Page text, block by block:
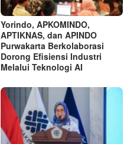
Yorindo, APKOMINDO,
APTIKNAS, dan APINDO
Purwakarta Berkolaborasi
Dorong Efisiensi Industri
Melalui Teknologi AI